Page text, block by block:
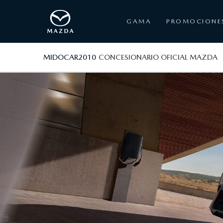
GAMA
MIDOCAR2010 CONCESIONARIO OFICIAL MAZDA